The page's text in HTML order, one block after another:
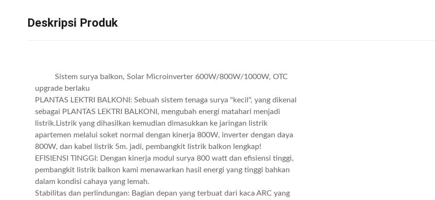
Deskripsi Produk
Sistem surya balkon, Solar Microinverter 600W/800W/1000W, OTC
upgrade berlaku
PLANTAS LEKTRI BALKONI: Sebuah sistem tenaga surya "kecil", yang dikenal
sebagai PLANTAS LEKTRI BALKONI, mengubah energi matahari menjadi
listrik.Listrik yang dihasilkan kemudian dimasukkan ke jaringan listrik
apartemen melalui soket normal dengan kinerja 800W, inverter dengan daya
800W, dan kabel listrik 5m. jadi, pembangkit listrik balkon lengkap!
EFISIENSI TINGGI: Dengan kinerja modul surya 800 watt dan efisiensi tinggi,
pembangkit listrik balkon kami menawarkan hasil energi yang tinggi bahkan
dalam kondisi cahaya yang lemah.
Stabilitas dan perlindungan: Bagian depan yang terbuat dari kaca ARC yang